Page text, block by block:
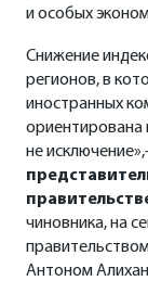
и особых
Снижение
регионов, в
иностранных
ориентирована
не
чиновника, на
Антоном